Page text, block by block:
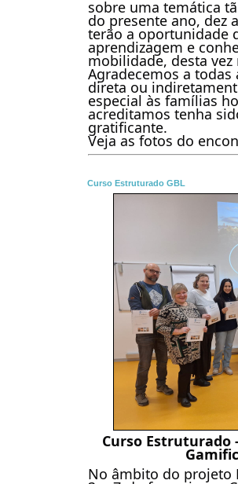
sobre uma temática
do presente ano, dez
terão a oportunidade
aprendizagem e
mobilidade, desta
Agradecemos a
direta ou
especial às famílias
acreditamos tenha
gratificante.
Veja as fotos do
Curso Estruturado GBL
Curso Estruturado
No âmbito do projeto